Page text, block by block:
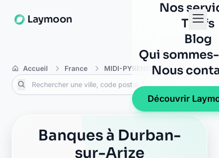
Laymoon
Nos
Tarifs
Blog
Qui
Nous
Découvrir
Accueil France MIDI-PYRENEES Ariège
Banques à Durban-
sur-Arize